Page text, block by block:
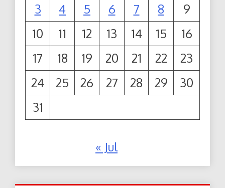
3
4 5 6 7 8
9
10
11 12 13 14 15
16
17
18 19 20 21 22
23
24
25 26 27 28 29
30
31
« Jul